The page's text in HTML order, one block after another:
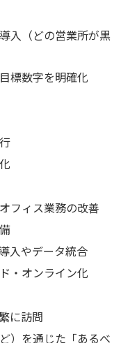
入（どの営業所が黒
標数字を明確化
フィス業務の改善
入やデータ統合
・オンライン化
に訪問
）を通じた「あるべ